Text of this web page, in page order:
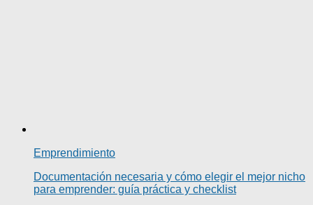
Emprendimiento
Documentación necesaria y cómo elegir el mejor nicho
para emprender: guía práctica y checklist